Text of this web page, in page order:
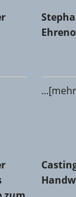
Innung
des